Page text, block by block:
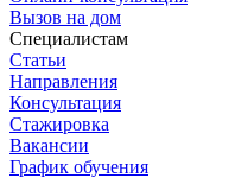
Вызов на дом
Специалистам
Статьи
Направления
Консультация
Стажировка
Вакансии
График обучения